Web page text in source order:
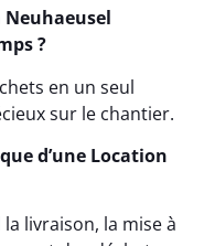
Neuhaeusel
?
en un seul
sur le chantier.
d’une Location
livraison, la mise à